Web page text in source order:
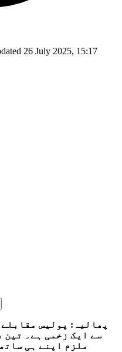
26 July 2025, 15:17
پھالیہ: پولیس
سے ایک زخمی ہے۔ تین
ملزم اپنے ہی